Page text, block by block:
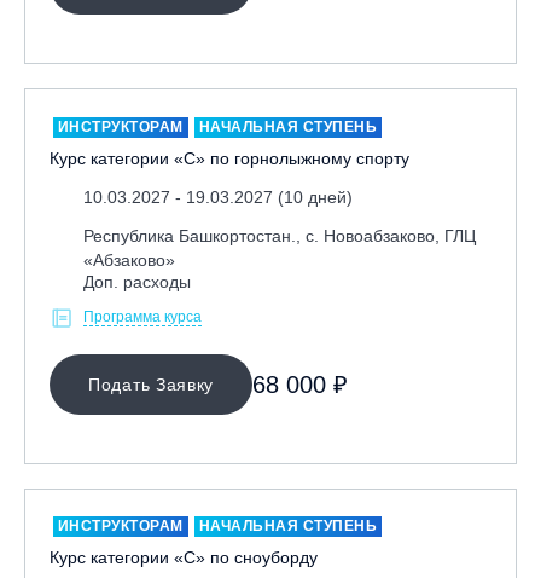
ИНСТРУКТОРАМ НАЧАЛЬНАЯ СТУПЕНЬ
Курс категории «С» по горнолыжному спорту
10.03.2027 - 19.03.2027 (10 дней)
Республика Башкортостан., с. Новоабзаково, ГЛЦ
«Абзаково»
Доп. расходы
Программа курса
Подать Заявку 68 000 ₽
ИНСТРУКТОРАМ НАЧАЛЬНАЯ СТУПЕНЬ
Курс категории «С» по сноуборду